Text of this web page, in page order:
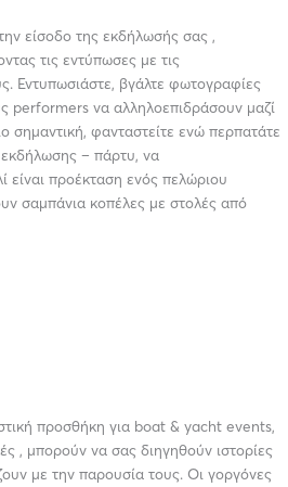
είσοδο της εκδήλωσής σας ,
τις εντύπωσες με τις
Εντυπωσιάστε, βγάλτε φωτογραφίες
performers να αλληλοεπιδράσουν μαζί
σημαντική, φανταστείτε ενώ περπατάτε
– πάρτυ, να
είναι προέκταση ενός πελώριου
σαμπάνια κοπέλες με στολές από
προσθήκη για boat & yacht events,
, μπορούν να σας διηγηθούν ιστορίες
με την παρουσία τους. Οι γοργόνες